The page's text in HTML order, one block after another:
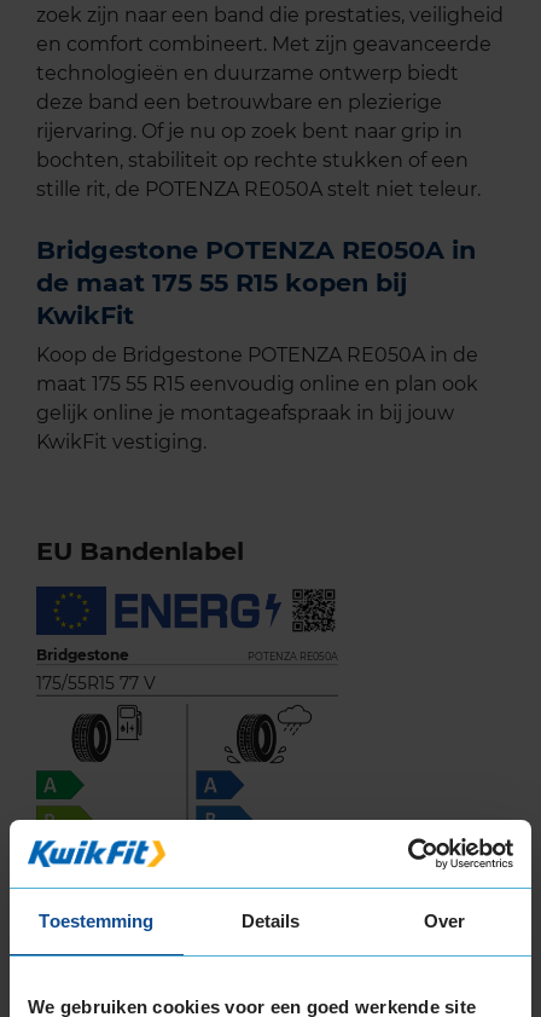
Toestemming Details Over
We gebruiken cookies voor een goed werkende site
zoek zijn naar een band die prestaties, veiligheid
en comfort combineert. Met zijn geavanceerde
technologieën en duurzame ontwerp biedt
deze band een betrouwbare en plezierige
rijervaring. Of je nu op zoek bent naar grip in
bochten, stabiliteit op rechte stukken of een
stille rit, de POTENZA RE050A stelt niet teleur.
Bridgestone POTENZA RE050A in
de maat 175 55 R15 kopen bij
KwikFit
Koop de Bridgestone POTENZA RE050A in de
maat 175 55 R15 eenvoudig online en plan ook
gelijk online je montageafspraak in bij jouw
KwikFit vestiging.
EU Bandenlabel
Bridgestone POTENZA RE050A
175/55R15 77 V